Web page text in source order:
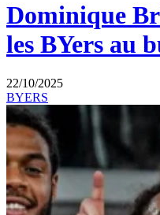
Dominique
les BYers au
22/10/2025
BYERS